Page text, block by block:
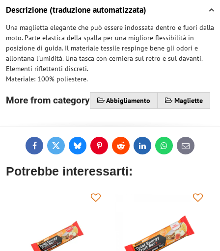
Descrizione (traduzione automatizzata)
Una maglietta elegante che può essere indossata dentro e fuori dalla
moto. Parte elastica della spalla per una migliore flessibilità in
posizione di guida. Il materiale tessile respinge bene gli odori e
allontana l'umidità. Una tasca con cerniera sul retro e sul davanti.
Elementi riflettenti discreti.
Materiale: 100% poliestere.
More from category Abbigliamento Magliette
FacebookTwitterBlueskyPinterestReddit LinkedInWhatsApp
E-
mail
Potrebbe interessarti: